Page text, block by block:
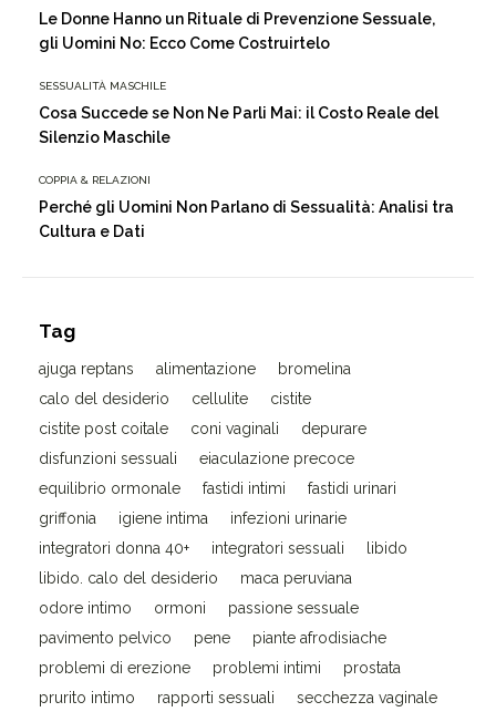
Le Donne Hanno un Rituale di Prevenzione Sessuale,
gli Uomini No: Ecco Come Costruirtelo
SESSUALITÀ MASCHILE
Cosa Succede se Non Ne Parli Mai: il Costo Reale del
Silenzio Maschile
COPPIA & RELAZIONI
Perché gli Uomini Non Parlano di Sessualità: Analisi tra
Cultura e Dati
Tag
ajuga reptans alimentazione
bromelina
calo del desiderio
cellulite
cistite
cistite post coitale
coni vaginali
depurare
disfunzioni sessuali
eiaculazione precoce
equilibrio ormonale
fastidi intimi
fastidi urinari
griffonia
igiene intima
infezioni urinarie
integratori donna 40+
integratori sessuali
libido
libido. calo del desiderio
maca peruviana
odore intimo
ormoni
passione sessuale
pavimento pelvico
pene
piante afrodisiache
problemi di erezione
problemi intimi
prostata
prurito intimo
rapporti sessuali
secchezza vaginale